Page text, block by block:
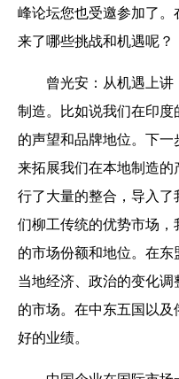
峰论坛您也受邀参加了。
来了哪些挑战和机遇呢？
曾光安 ：从机遇上
制造。比如说我们在印
的声望和品牌地位。下
来拓展我们在本地制造
行了大量的整合，导入
们柳工传统的优势市场
的市场份额和地位。在
当地经济、政治的变化
的市场。在中东五国以
好的业绩。